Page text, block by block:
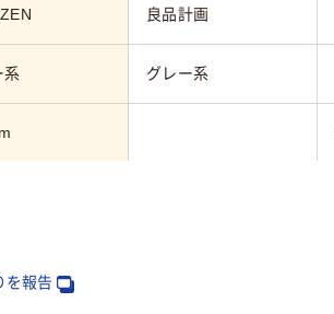
良品計画
系 グレー系
を報告